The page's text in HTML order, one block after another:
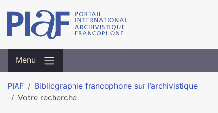
Menu
PIAF
Bibliographie francophone sur l’archivistique
Votre recherche